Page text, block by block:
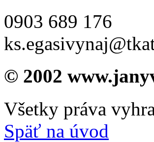
0903 689 176
© 2002
Všetky práva
Späť na úvod